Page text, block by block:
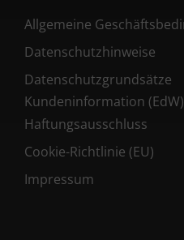
Allgemeine
Datenschutzhinweise
Datenschutzgrundsätze
Kundeninformation (EdW)
Haftungsausschluss
Cookie-Richtlinie (EU)
Impressum